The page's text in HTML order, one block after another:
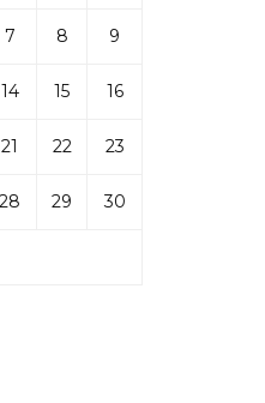
7 8 9
14 15 16
21 22 23
28 29 30